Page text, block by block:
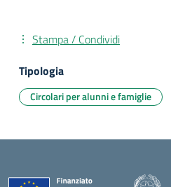
Stampa / Condividi
Tipologia
Circolari per alunni e famiglie